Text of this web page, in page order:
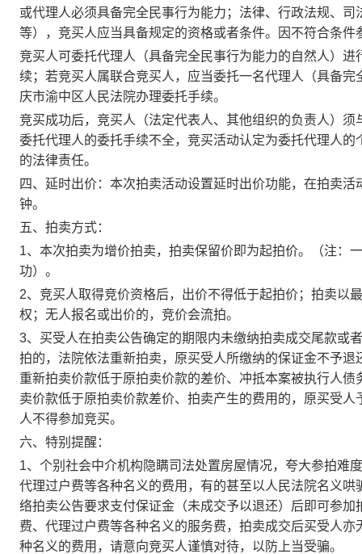
或代理人必须具备完全民事行为能力；法律、行政法规、
等），竞买人应当具备规定的资格或者条件。因不符合条
竞买人可委托代理人（具备完全民事行为能力的自然人）
续； 若竞买人属联合竞买人 ，应当委托一名代理人（具备
庆市渝中区人民法院办理委托手续。
竞买成功后，竞买人（法定代表人、其他组织的负责人）
委托代理人的委托手续不全，竞买活动认定为委托代理人
的法律责任。
四、延时出价：本次拍卖活动设置延时出价功能，在拍卖活
钟。
五、拍卖方式：
1、本次拍卖为增价拍卖，拍卖保留价即为起拍价。（注：
功）。
2、竞买人取得竞价资格后，出价不得低于起拍价；拍卖以
权；无人报名或出价的，竞价会流拍。
3、买受人在拍卖公告确定的期限内未缴纳拍卖成交尾款或
拍的，法院依法重新拍卖，原买受人所缴纳的保证金不予
重新拍卖价款低于原拍卖价款的差价、冲抵本案被执行人
卖价款低于原拍卖价款差价、拍卖产生的费用的，原买受
人不得参加竞买。
六、特别提醒：
1、个别社会中介机构隐瞒司法处置房屋情况，夸大参拍难
代理过户费等各种名义的费用，有的甚至以人民法院名义
络拍卖公告要求支付保证金（未成交予以退还）后即可参
费、代理过户费等各种名义的服务费，拍卖成交后买受人
种名义的费用，请意向竞买人谨慎对待，以防上当受骗。